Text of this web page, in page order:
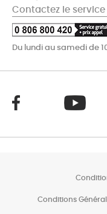
Contactez le
Du lundi au samedi de
Conditions